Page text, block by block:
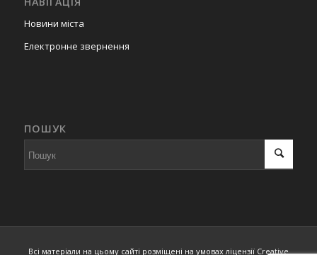
Новини міста
Електронне звернення
ПОШУК
Всі матеріали на цьому сайті розміщені на умовах ліцензії Creative